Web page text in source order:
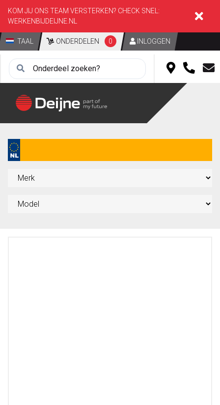
KOM JIJ ONS TEAM VERSTERKEN? CHECK SNEL:
WERKENBIJDEIJNE.NL
TAAL ONDERDELEN 0 INLOGGEN